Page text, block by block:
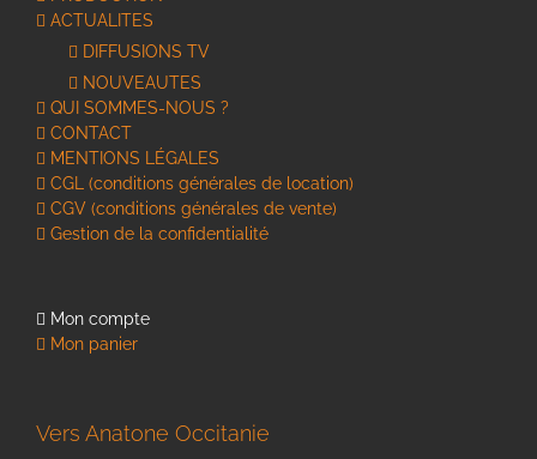
ACTUALITES
DIFFUSIONS TV
NOUVEAUTES
QUI SOMMES-NOUS ?
CONTACT
MENTIONS LÉGALES
CGL (conditions générales de location)
CGV (conditions générales de vente)
Gestion de la confidentialité
Mon compte
Mon panier
Vers Anatone Occitanie